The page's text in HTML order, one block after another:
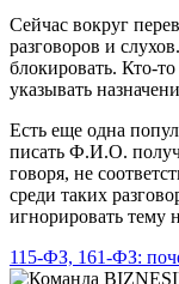
Сейчас вокруг
разговоров и
блокировать. Кто-
указывать
Есть еще одна
писать Ф.И.О.
говоря, не
среди таких
игнорировать тему
115-ФЗ, 161-ФЗ: